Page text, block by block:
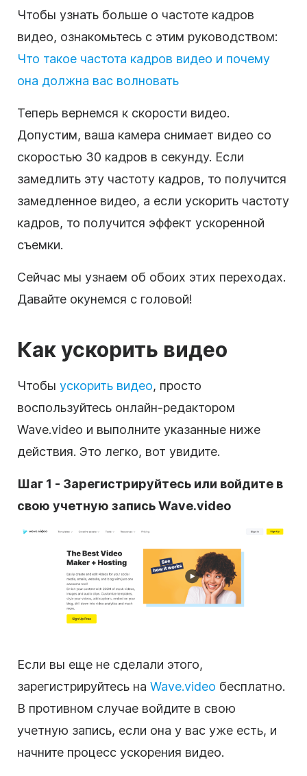
Чтобы узнать больше о частоте кадров
видео, ознакомьтесь с этим руководством:
Что такое частота кадров видео и почему
она должна вас волновать
Теперь вернемся к скорости видео.
Допустим, ваша камера снимает видео со
скоростью 30 кадров в секунду. Если
замедлить эту частоту кадров, то получится
замедленное видео, а если ускорить частоту
кадров, то получится эффект ускоренной
съемки.
Сейчас мы узнаем об обоих этих переходах.
Давайте окунемся с головой!
Как ускорить видео
Чтобы ускорить видео, просто
воспользуйтесь онлайн-редактором
Wave.video и выполните указанные ниже
действия. Это легко, вот увидите.
Шаг 1 - Зарегистрируйтесь или войдите в
свою учетную запись Wave.video
Если вы еще не сделали этого,
зарегистрируйтесь на Wave.video бесплатно.
В противном случае войдите в свою
учетную запись, если она у вас уже есть, и
начните процесс ускорения видео.